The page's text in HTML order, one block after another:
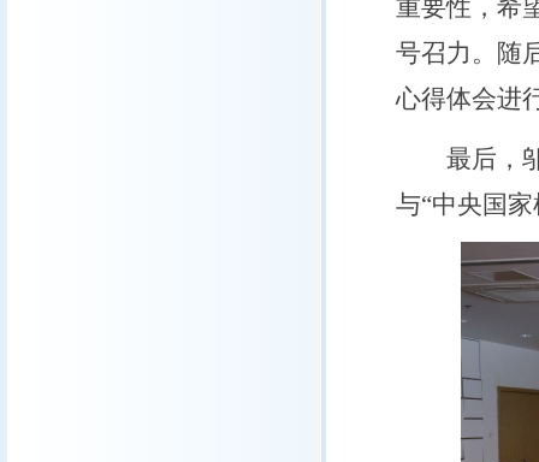
重要性，希
号召力。随
心得体会进
最后，邬
与“中央国